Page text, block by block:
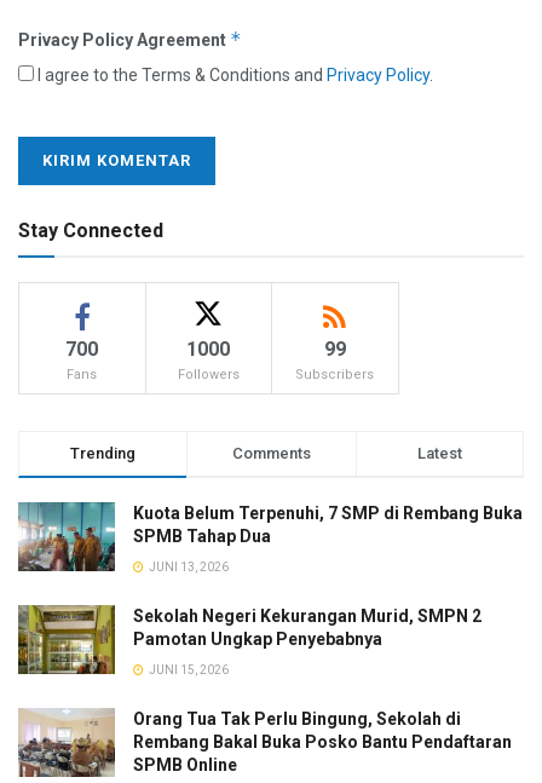
Privacy Policy Agreement *
I agree to the Terms & Conditions and Privacy Policy.
Stay Connected
700
Fans
1000
Followers
99
Subscribers
Trending Comments Latest
Kuota Belum Terpenuhi, 7 SMP di Rembang Buka
SPMB Tahap Dua
JUNI 13, 2026
Sekolah Negeri Kekurangan Murid, SMPN 2
Pamotan Ungkap Penyebabnya
JUNI 15, 2026
Orang Tua Tak Perlu Bingung, Sekolah di
Rembang Bakal Buka Posko Bantu Pendaftaran
SPMB Online